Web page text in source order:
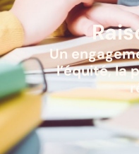
Un
l’équité, la